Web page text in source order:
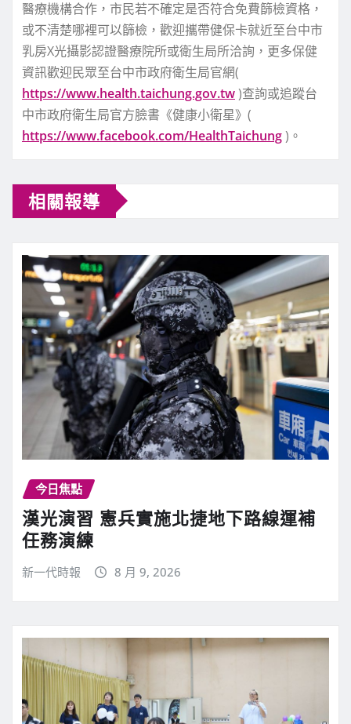
醫療機構合作，市民若不確定是否符合免費篩檢資格，
或不清楚哪裡可以篩檢，歡迎攜帶健保卡就近至台中市
乳房X光攝影認證醫療院所或衛生局所洽詢，更多保健
資訊歡迎民眾至台中市政府衛生局官網(
https://www.health.taichung.gov.tw)查詢或追蹤台
中市政府衛生局官方臉書《健康小衛星》(
https://www.facebook.com/HealthTaichung)。
相關報導
今日焦點
漢光演習 憲兵實施北捷地下路線運補
任務演練
新一代時報 8 月 9, 2026